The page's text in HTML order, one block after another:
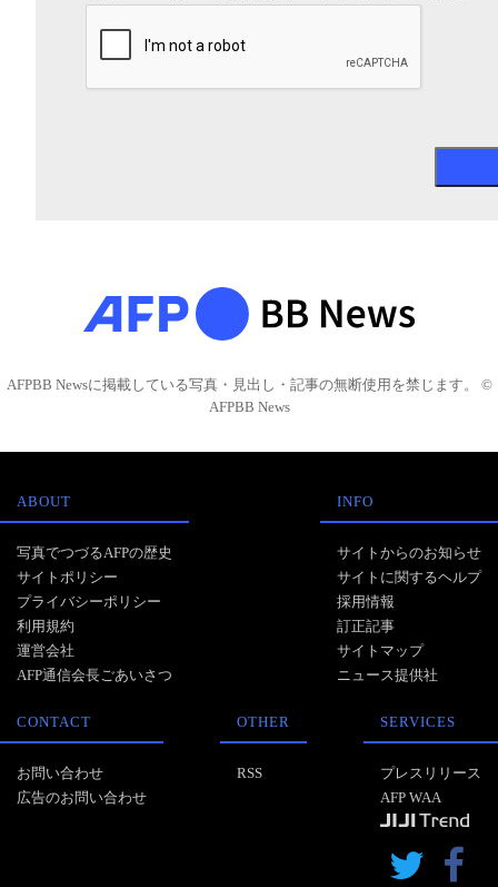
AFPBB Newsに掲載している写真・見出し・記事の無断使用を禁じます。 ©
AFPBB News
ABOUT
写真でつづるAFPの歴史
サイトポリシー
プライバシーポリシー
利用規約
運営会社
AFP通信会長ごあいさつ
INFO
サイトからのお知らせ
サイトに関するヘルプ
採用情報
訂正記事
サイトマップ
ニュース提供社
CONTACT
お問い合わせ
広告のお問い合わせ
OTHER
RSS
SERVICES
プレスリリース
AFP WAA